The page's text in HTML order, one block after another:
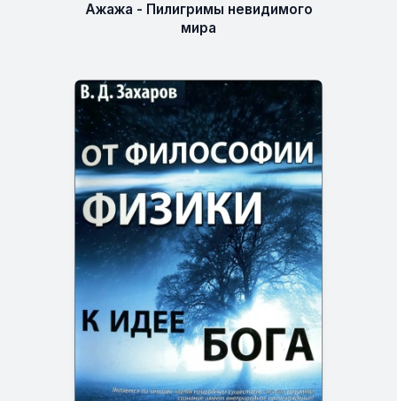
Ажажа - Пилигримы невидимого
мира